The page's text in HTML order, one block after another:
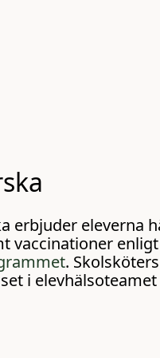
erbjuder eleverna
vaccinationer
.
i